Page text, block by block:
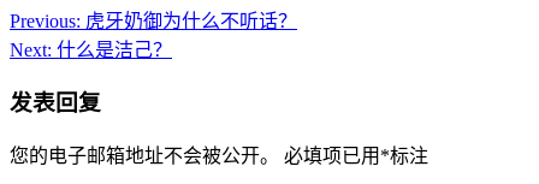
Previous: 虎牙奶御为什么不听话？
Next: 什么是洁己？
发表回复
您的电子邮箱地址不会被公开。 必填项已用 *标注